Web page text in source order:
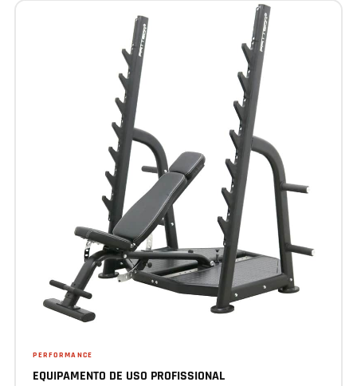
PERFORMANCE
EQUIPAMENTO DE USO PROFISSIONAL